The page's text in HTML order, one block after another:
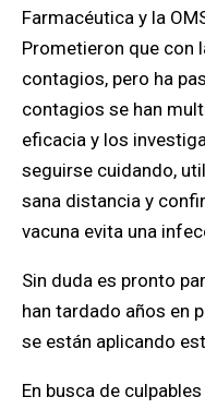
Farmacéutica y la
Prometieron que con
contagios, pero ha
contagios se han
eficacia y los
seguirse cuidando,
sana distancia y
vacuna evita una
Sin duda es pronto para ver resultados, las vacunas
han tardado años en
se están aplicando
En busca de culpables de lo que no ha resultado,